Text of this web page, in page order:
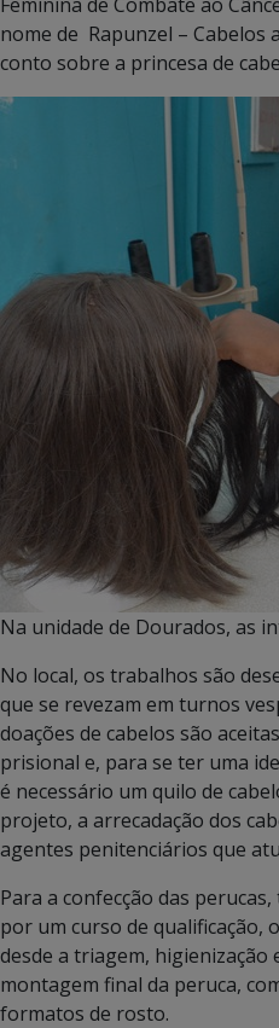
nome de Rapunzel – Cabelos
conto sobre a princesa de
Na unidade de Dourados, as
No local, os trabalhos são
que se revezam em turnos
doações de cabelos são
prisional e, para se ter uma
é necessário um quilo de
projeto, a arrecadação dos
agentes penitenciários que
Para a confecção das
por um curso de qualificação,
desde a triagem, higienização
montagem final da peruca,
formatos de rosto.